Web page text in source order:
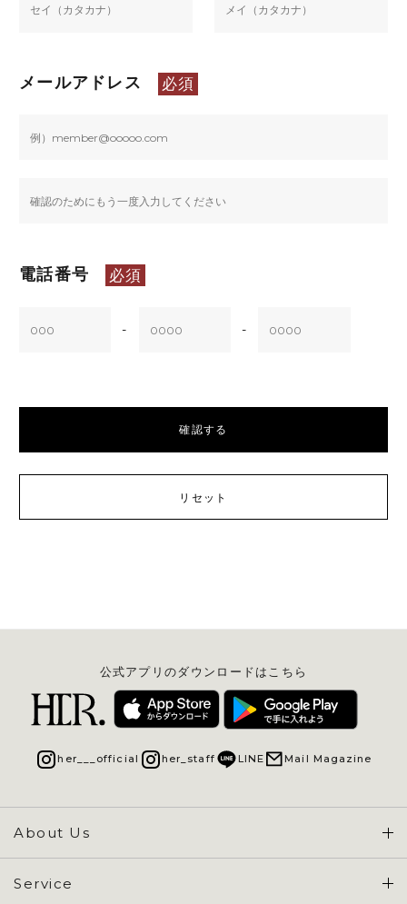
メールアドレス 必須
電話番号 必須
- -
リセット
確認する
About Us
Concept & Overview
Service
公式アプリのダウンロードはこちら
her___official her_staff LINE Mail Magazine